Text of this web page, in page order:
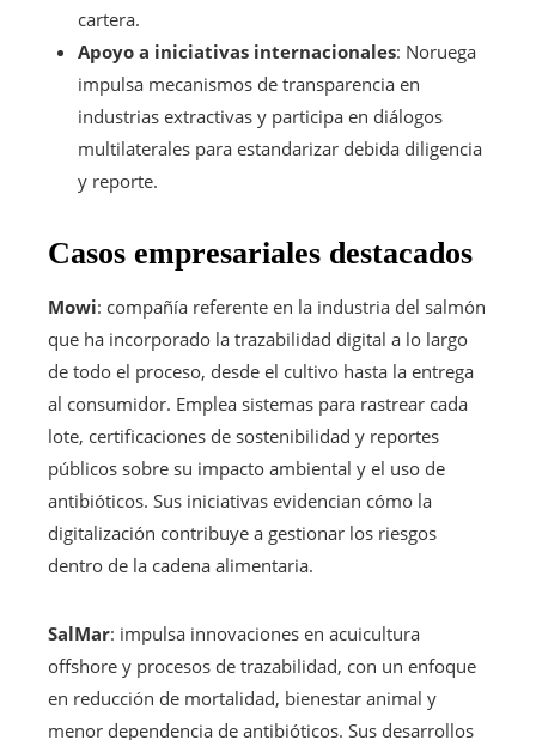
cartera.
Apoyo a iniciativas internacionales: Noruega
impulsa mecanismos de transparencia en
industrias extractivas y participa en diálogos
multilaterales para estandarizar debida diligencia
y reporte.
Casos empresariales destacados
Mowi: compañía referente en la industria del salmón
que ha incorporado la trazabilidad digital a lo largo
de todo el proceso, desde el cultivo hasta la entrega
al consumidor. Emplea sistemas para rastrear cada
lote, certificaciones de sostenibilidad y reportes
públicos sobre su impacto ambiental y el uso de
antibióticos. Sus iniciativas evidencian cómo la
digitalización contribuye a gestionar los riesgos
dentro de la cadena alimentaria.
SalMar: impulsa innovaciones en acuicultura
offshore y procesos de trazabilidad, con un enfoque
en reducción de mortalidad, bienestar animal y
menor dependencia de antibióticos. Sus desarrollos